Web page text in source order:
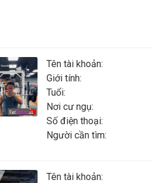
Tên tài khoản:
Giới tính:
Tuổi:
Nơi cư ngụ:
Số điện thoại:
Người cần tìm:
Tên tài khoản: